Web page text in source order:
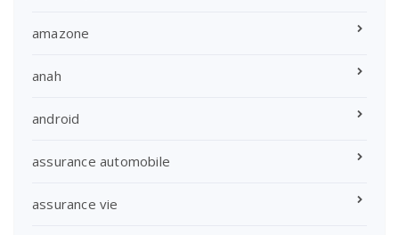
amazone
anah
android
assurance automobile
assurance vie